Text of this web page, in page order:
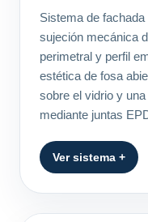
Sistema de
sujeción mecánica
perimetral y perfil
estética de fosa
sobre el vidrio y
mediante juntas
Ver sistema +